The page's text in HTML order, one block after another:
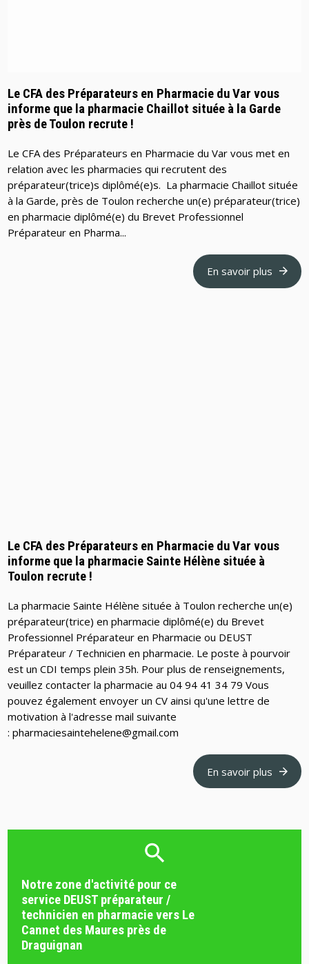
Le CFA des Préparateurs en Pharmacie du Var vous
informe que la pharmacie Chaillot située à la Garde
près de Toulon recrute !
Le CFA des Préparateurs en Pharmacie du Var vous met en
relation avec les pharmacies qui recrutent des
préparateur(trice)s diplômé(e)s. La pharmacie Chaillot située
à la Garde, près de Toulon recherche un(e) préparateur(trice)
en pharmacie diplômé(e) du Brevet Professionnel
Préparateur en Pharma...
En savoir plus
Le CFA des Préparateurs en Pharmacie du Var vous
informe que la pharmacie Sainte Hélène située à
Toulon recrute !
La pharmacie Sainte Hélène située à Toulon recherche un(e)
préparateur(trice) en pharmacie diplômé(e) du Brevet
Professionnel Préparateur en Pharmacie ou DEUST
Préparateur / Technicien en pharmacie. Le poste à pourvoir
est un CDI temps plein 35h. Pour plus de renseignements,
veuillez contacter la pharmacie au 04 94 41 34 79 Vous
pouvez également envoyer un CV ainsi qu'une lettre de
motivation à l'adresse mail suivante
: pharmaciesaintehelene@gmail.com
En savoir plus
Notre zone d'activité pour ce
service DEUST préparateur /
technicien en pharmacie vers Le
Cannet des Maures près de
Draguignan